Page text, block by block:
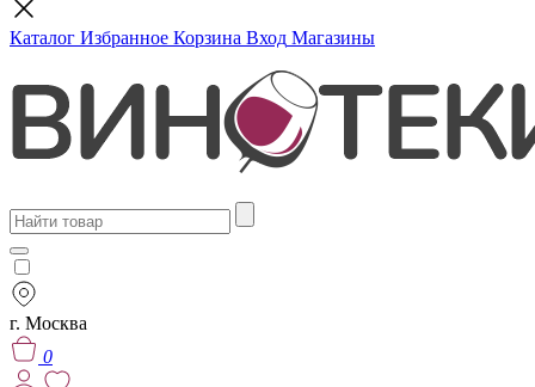
Каталог Избранное Корзина Вход Магазины
г. Москва
0